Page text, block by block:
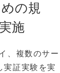
の規
施
、複数のサー
実証実験を実